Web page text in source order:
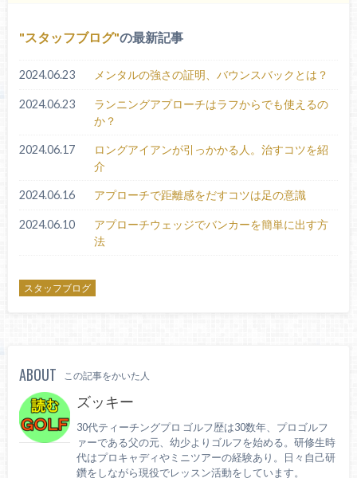
スタッフブログ の最新記事
2024.06.23 メンタルの強さの証明、バウンスバックとは？
2024.06.23
ランニングアプローチはラフからでも使えるの
か？
2024.06.17
ロングアイアンが引っかかる人。治すコツを紹
介
2024.06.16 アプローチで距離感をだすコツは足の意識
2024.06.10
アプローチウェッジでバンカーを簡単に出す方
法
スタッフブログ
ABOUT この記事をかいた人
ズッキー
30代ティーチングプロ ゴルフ歴は30数年、プロゴルフ
ァーである父の元、幼少よりゴルフを始める。研修生時
代はプロキャディやミニツアーの経験あり。日々自己研
鑽をしながら現役でレッスン活動をしています。